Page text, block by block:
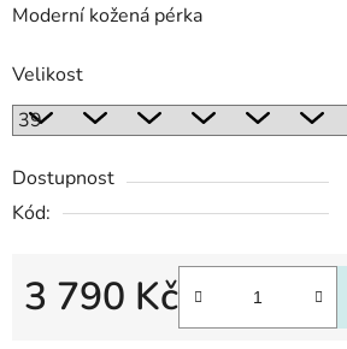
Moderní kožená pérka
Velikost
Dostupnost
Kód:
3 790 Kč